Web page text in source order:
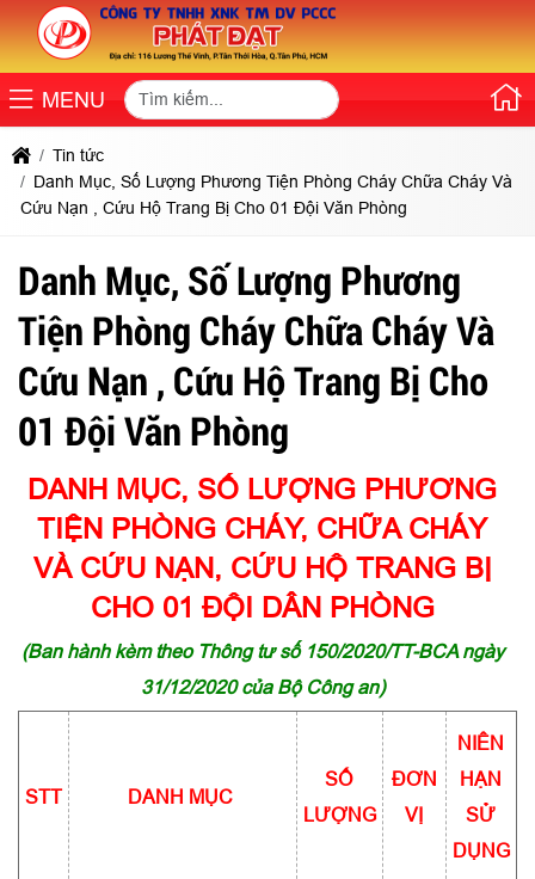
MENU
Tin tức
Danh Mục, Số Lượng Phương Tiện Phòng Cháy Chữa Cháy Và
Cứu Nạn , Cứu Hộ Trang Bị Cho 01 Đội Văn Phòng
Danh Mục, Số Lượng Phương
Tiện Phòng Cháy Chữa Cháy Và
Cứu Nạn , Cứu Hộ Trang Bị Cho
01 Đội Văn Phòng
DANH MỤC, SỐ LƯỢNG PHƯƠNG
TIỆN PHÒNG CHÁY, CHỮA CHÁY
VÀ CỨU NẠN, CỨU HỘ TRANG BỊ
CHO 01 ĐỘI DÂN PHÒNG
(Ban hành kèm theo Thông tư số 150/2020/TT-BCA ngày
31/12/2020 của Bộ Công an)
STT DANH MỤC
SỐ
LƯỢNG
ĐƠN
VỊ
NIÊN
HẠN
SỬ
DỤNG